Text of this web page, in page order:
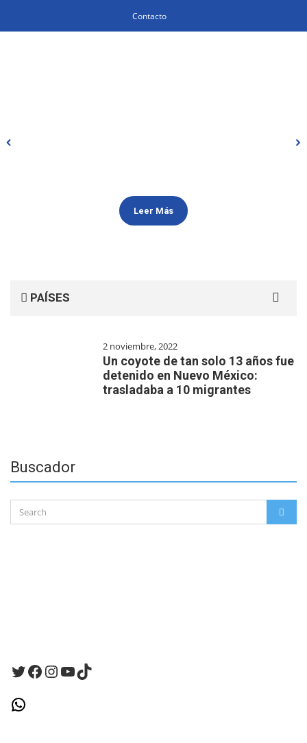
Contacto
Leer Más
PAÍSES
2 noviembre, 2022
Un coyote de tan solo 13 años fue
detenido en Nuevo México:
trasladaba a 10 migrantes
Buscador
Search
for:
Twitter
Facebook
Instagram
YouTube
TikTok
WhatsApp